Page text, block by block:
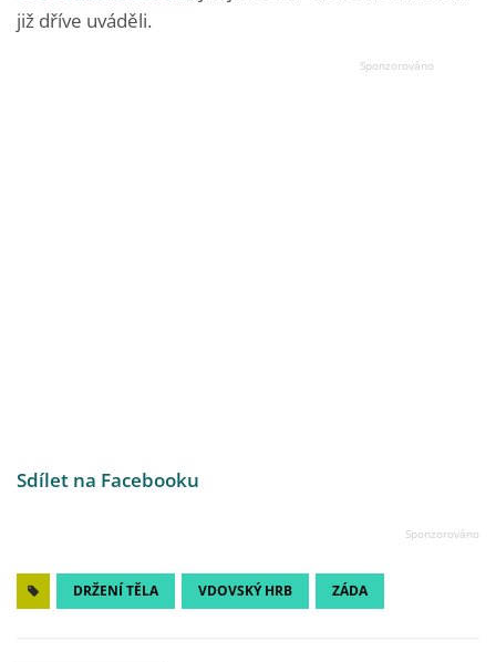
již dříve uváděli.
Sdílet na Facebooku
DRŽENÍ TĚLA VDOVSKÝ HRB ZÁDA